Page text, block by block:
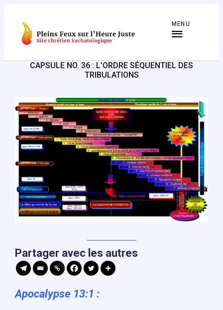
contenu
MENU
CAPSULE NO. 36 : L’ORDRE SÉQUENTIEL DES
TRIBULATIONS
Partager avec les autres
Apocalypse 13:1 :